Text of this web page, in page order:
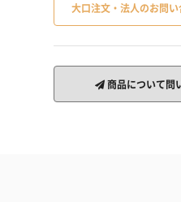
大口注文・法人のお問
商品について問